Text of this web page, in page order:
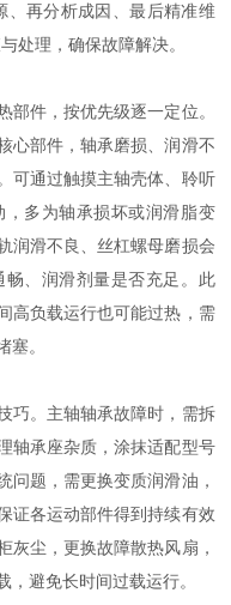
、再分析成因、最后精准维
处理，确保故障解决。
件，按优先级逐一定位。
心部件，轴承磨损、润滑不
可通过触摸主轴壳体、聆听
多为轴承损坏或润滑脂变
润滑不良、丝杠螺母磨损会
、润滑剂量是否充足。此
高负载运行也可能过热，需
塞。
。主轴轴承故障时，需拆
轴承座杂质，涂抹适配型号
问题，需更换变质润滑油，
证各运动部件得到持续有效
灰尘，更换故障散热风扇，
避免长时间过载运行。